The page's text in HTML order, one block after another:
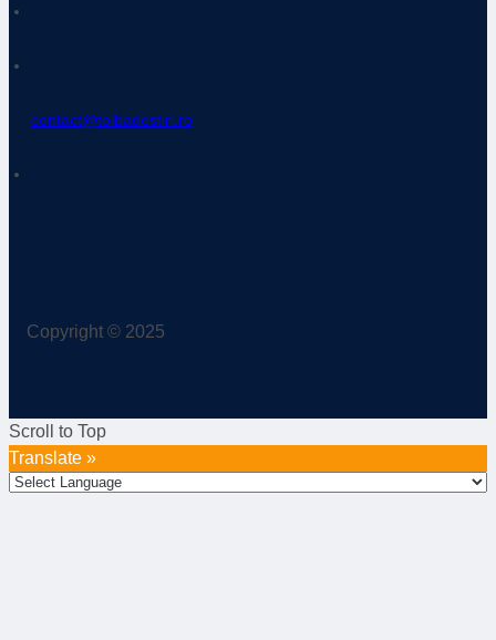
contact@tolbadestiri.ro
Copyright © 2025
Scroll to Top
Translate »